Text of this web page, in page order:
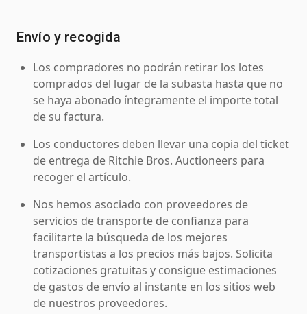
Envío y recogida
Los compradores no podrán retirar los lotes
comprados del lugar de la subasta hasta que no
se haya abonado íntegramente el importe total
de su factura.
Los conductores deben llevar una copia del ticket
de entrega de Ritchie Bros. Auctioneers para
recoger el artículo.
Nos hemos asociado con proveedores de
servicios de transporte de confianza para
facilitarte la búsqueda de los mejores
transportistas a los precios más bajos. Solicita
cotizaciones gratuitas y consigue estimaciones
de gastos de envío al instante en los sitios web
de nuestros proveedores.